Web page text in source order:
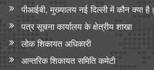
पीआईबी, मुख्यालय नई दिल्ली में कौन क्या है।
पत्र सूचना कार्यालय के क्षेत्रीय शाखा
लोक शिकायत अधिकारी
आन्‍तरिक शिकायत समिति कमेटी